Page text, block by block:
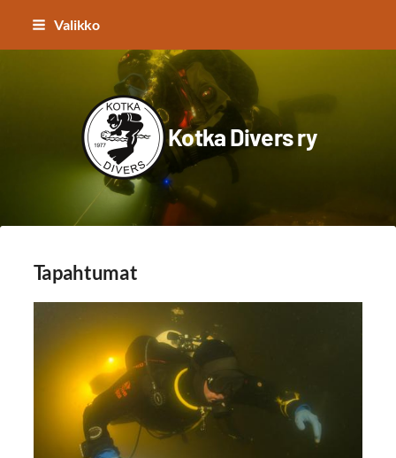
Siirry
Valikko
Kotka Divers ry
Tapahtumat